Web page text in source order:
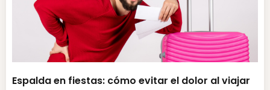
Espalda en fiestas: cómo evitar el dolor al viajar